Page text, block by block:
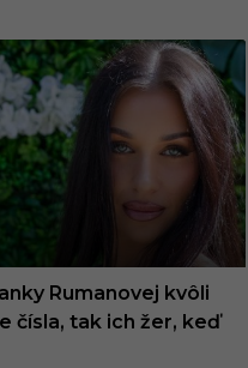
Rumanovej kvôli
čísla, tak ich žer, keď